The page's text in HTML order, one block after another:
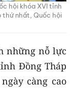
hội khóa XVI tỉnh
thứ nhất, Quốc hội
những nỗ lực
Đồng Tháp
càng cao